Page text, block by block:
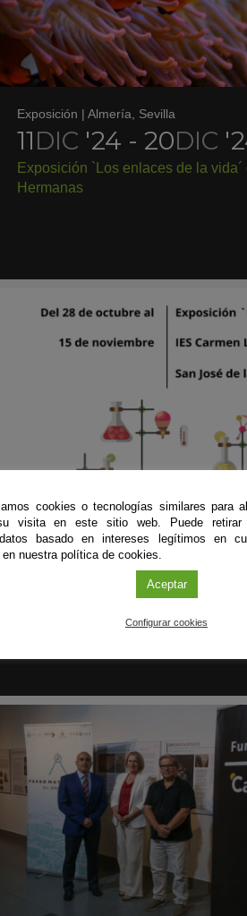
Exposición |Almería Sevilla
11DIC '24 - 20DIC
Exposición `Los enlaces de la vida´
Hermanas
Exposición|Sevilla
28OCT'24 - 15
Exposición `Luz y Vida´ en San
cookies o tecnologías similares para
visita en este sitio web. Puede retirar
basado en intereses legítimos en
nuestra política de cookies.
Aceptar
Configurar cookies